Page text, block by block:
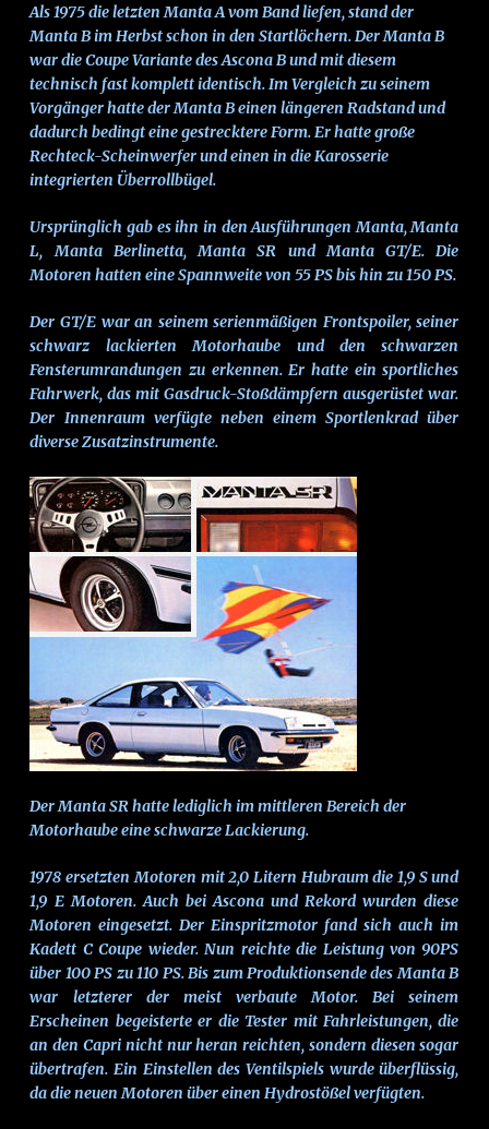
Als 1975 die letzten Manta A vom Band liefen, stand der
Manta B im Herbst schon in den Startlöchern. Der Manta B
war die Coupe Variante des Ascona B und mit diesem
technisch fast komplett identisch. Im Vergleich zu seinem
Vorgänger hatte der Manta B einen längeren Radstand und
dadurch bedingt eine gestrecktere Form. Er hatte große
Rechteck-Scheinwerfer und einen in die Karosserie
integrierten Überrollbügel.
Ursprünglich gab es ihn in den Ausführungen Manta, Manta
L, Manta Berlinetta, Manta SR und Manta GT/E. Die
Motoren hatten eine Spannweite von 55 PS bis hin zu 150 PS.
Der GT/E war an seinem serienmäßigen Frontspoiler, seiner
schwarz lackierten Motorhaube und den schwarzen
Fensterumrandungen zu erkennen. Er hatte ein sportliches
Fahrwerk, das mit Gasdruck-Stoßdämpfern ausgerüstet war.
Der Innenraum verfügte neben einem Sportlenkrad über
diverse Zusatzinstrumente.
Der Manta SR hatte lediglich im mittleren Bereich der
Motorhaube eine schwarze Lackierung.
1978 ersetzten Motoren mit 2,0 Litern Hubraum die 1,9 S und
1,9 E Motoren. Auch bei Ascona und Rekord wurden diese
Motoren eingesetzt. Der Einspritzmotor fand sich auch im
Kadett C Coupe wieder. Nun reichte die Leistung von 90PS
über 100 PS zu 110 PS. Bis zum Produktionsende des Manta B
war letzterer der meist verbaute Motor. Bei seinem
Erscheinen begeisterte er die Tester mit Fahrleistungen, die
an den Capri nicht nur heran reichten, sondern diesen sogar
übertrafen. Ein Einstellen des Ventilspiels wurde überflüssig,
da die neuen Motoren über einen Hydrostößel verfügten.